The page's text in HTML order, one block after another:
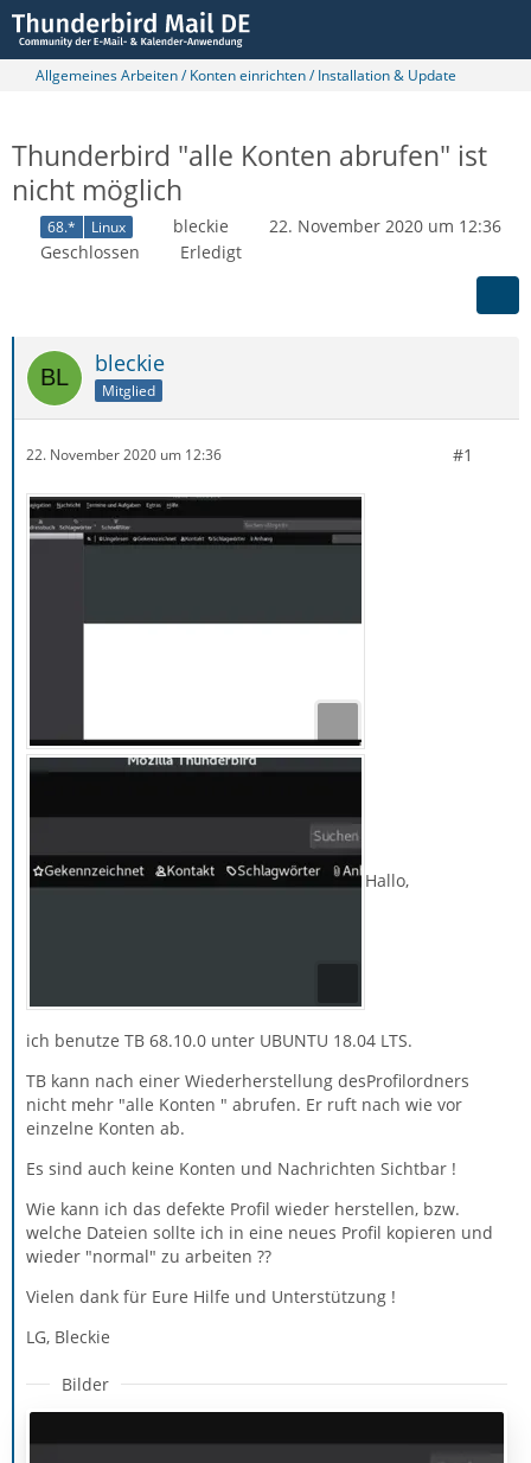
Allgemeines Arbeiten / Konten einrichten / Installation & Update
Thunderbird "alle Konten abrufen" ist
nicht möglich
68.* Linux bleckie
22. November 2020 um 12:36
Geschlossen
Erledigt
bleckie
Mitglied
22. November 2020 um 12:36 #1
Hallo,
ich benutze TB 68.10.0 unter UBUNTU 18.04 LTS.
TB kann nach einer Wiederherstellung desProfilordners
nicht mehr "alle Konten " abrufen. Er ruft nach wie vor
einzelne Konten ab.
Es sind auch keine Konten und Nachrichten Sichtbar !
Wie kann ich das defekte Profil wieder herstellen, bzw.
welche Dateien sollte ich in eine neues Profil kopieren und
wieder "normal" zu arbeiten ??
Vielen dank für Eure Hilfe und Unterstützung !
LG, Bleckie
Bilder